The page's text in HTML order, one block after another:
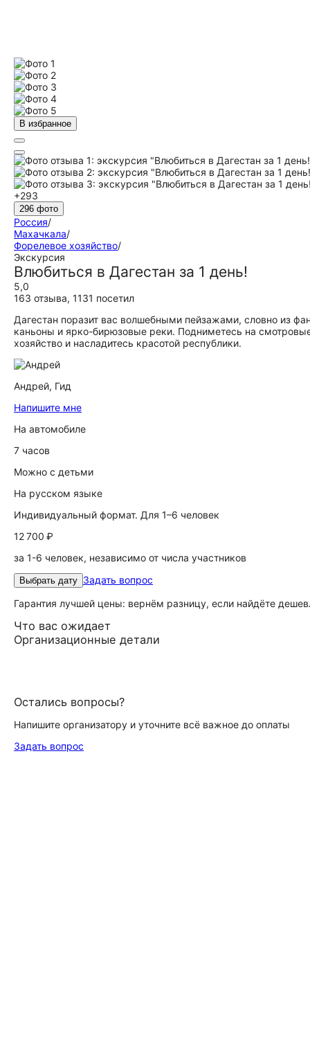
В избранное
+293
296 фото
Россия/
Махачкала/
Форелевое хозяйство/
Экскурсия
Влюбиться в Дагестан за 1 день!
5,0
163 отзыва, 1131 посетил
Дагестан поразит вас волшебными пейзажами, словно из
каньоны и ярко-бирюзовые реки. Подниметесь на
хозяйство и насладитесь красотой республики.
Андрей, Гид
Напишите мне
На автомобиле
7 часов
Можно с детьми
На русском языке
Индивидуальный формат. Для 1–6 человек
12 700 ₽
за 1-6 человек, независимо от числа участников
Выбрать дату Задать вопрос
Гарантия лучшей цены: вернём разницу, если найдёте
Что вас ожидает
Организационные детали
Остались вопросы?
Напишите организатору и уточните всё важное до оплаты
Задать вопрос